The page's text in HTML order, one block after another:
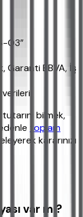
Q3”
Garanti BBVA, İş
verileri
bilmek,
toplam
kararınızı
var mı?